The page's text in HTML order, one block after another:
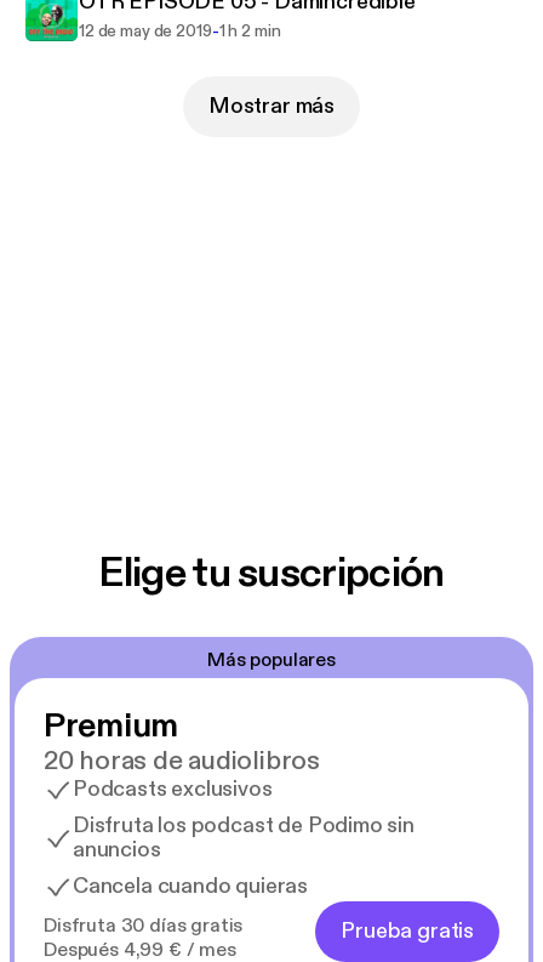
12 de may de 2019-1 h 2 min
Mostrar más
Elige tu suscripción
Más populares
Premium
20 horas de audiolibros
Podcasts exclusivos
Disfruta los podcast de Podimo sin
anuncios
Cancela cuando quieras
Disfruta 30 días gratis
Después 4,99 € / mes
Prueba gratis